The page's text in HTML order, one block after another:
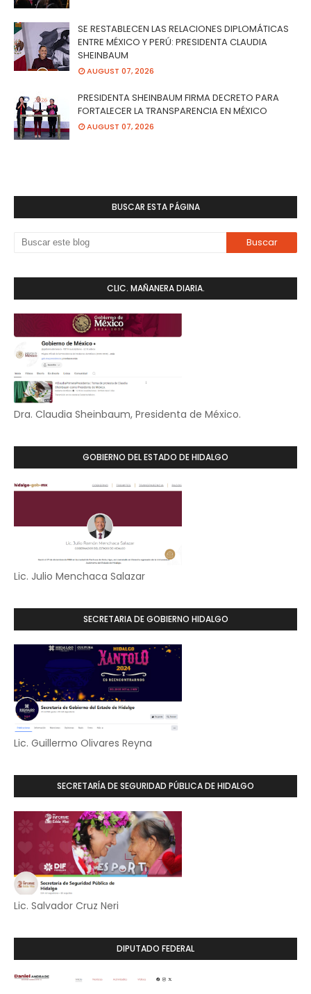
SE RESTABLECEN LAS RELACIONES DIPLOMÁTICAS
ENTRE MÉXICO Y PERÚ: PRESIDENTA CLAUDIA
SHEINBAUM
AUGUST 07, 2026
PRESIDENTA SHEINBAUM FIRMA DECRETO PARA
FORTALECER LA TRANSPARENCIA EN MÉXICO
AUGUST 07, 2026
BUSCAR ESTA PÁGINA
CLIC. MAÑANERA DIARIA.
Dra. Claudia Sheinbaum, Presidenta de México.
GOBIERNO DEL ESTADO DE HIDALGO
Lic. Julio Menchaca Salazar
SECRETARIA DE GOBIERNO HIDALGO
Lic. Guillermo Olivares Reyna
SECRETARÍA DE SEGURIDAD PÚBLICA DE HIDALGO
Lic. Salvador Cruz Neri
DIPUTADO FEDERAL